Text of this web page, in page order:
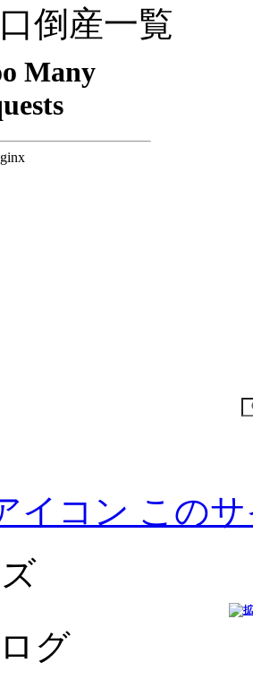
倒産一覧
この
グ